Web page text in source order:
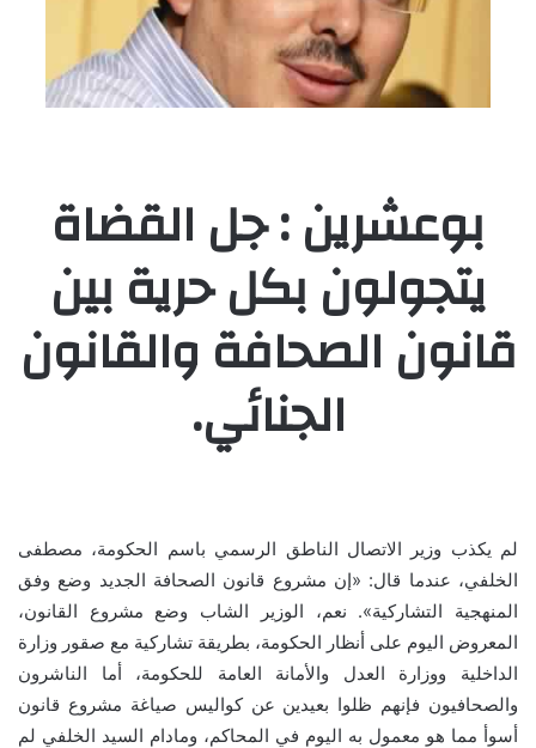
بوعشرين : جل القضاة
يتجولون بكل حرية بين
قانون الصحافة والقانون
الجنائي.
لم يكذب وزير الاتصال الناطق الرسمي باسم الحكومة، مصطفى
الخلفي، عندما قال: «إن مشروع قانون الصحافة الجديد وضع وفق
المنهجية التشاركية». نعم، الوزير الشاب وضع مشروع القانون،
المعروض اليوم على أنظار الحكومة، بطريقة تشاركية مع صقور وزارة
الداخلية ووزارة العدل والأمانة العامة للحكومة، أما الناشرون
والصحافيون فإنهم ظلوا بعيدين عن كواليس صياغة مشروع قانون
أسوأ مما هو معمول به اليوم في المحاكم، ومادام السيد الخلفي لم